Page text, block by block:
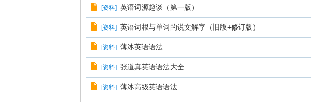
[资料] 英语词源趣谈（第一版）
[资料] 英语词根与单词的说文解字（旧版+修订版）
[资料] 薄冰英语语法
[资料] 张道真英语语法大全
[资料] 薄冰高级英语语法